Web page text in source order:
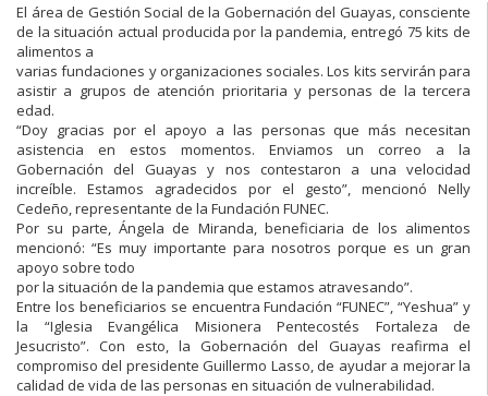
El área de Gestión Social de la Gobernación del Guayas, consciente
de la situación actual producida por la pandemia, entregó 75 kits de
alimentos a
varias fundaciones y organizaciones sociales. Los kits servirán para
asistir a grupos de atención prioritaria y personas de la tercera
edad.
“Doy gracias por el apoyo a las personas que más necesitan
asistencia en estos momentos. Enviamos un correo a la
Gobernación del Guayas y nos contestaron a una velocidad
increíble. Estamos agradecidos por el gesto”, mencionó Nelly
Cedeño, representante de la Fundación FUNEC.
Por su parte, Ángela de Miranda, beneficiaria de los alimentos
mencionó: “Es muy importante para nosotros porque es un gran
apoyo sobre todo
por la situación de la pandemia que estamos atravesando”.
Entre los beneficiarios se encuentra Fundación “FUNEC”, “Yeshua” y
la “Iglesia Evangélica Misionera Pentecostés Fortaleza de
Jesucristo”. Con esto, la Gobernación del Guayas reafirma el
compromiso del presidente Guillermo Lasso, de ayudar a mejorar la
calidad de vida de las personas en situación de vulnerabilidad.